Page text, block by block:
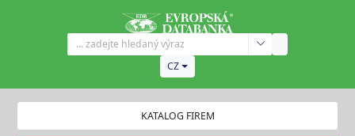
CZ
KATALOG FIREM